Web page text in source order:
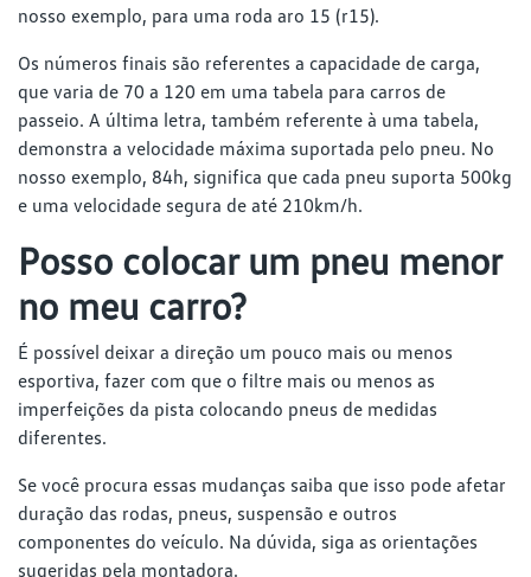
nosso exemplo, para uma roda aro 15 (r15).
Os números finais são referentes a capacidade de carga,
que varia de 70 a 120 em uma tabela para carros de
passeio. A última letra, também referente à uma tabela,
demonstra a velocidade máxima suportada pelo pneu. No
nosso exemplo, 84h, significa que cada pneu suporta 500kg
e uma velocidade segura de até 210km/h.
Posso colocar um pneu menor
no meu carro?
É possível deixar a direção um pouco mais ou menos
esportiva, fazer com que o filtre mais ou menos as
imperfeições da pista colocando pneus de medidas
diferentes.
Se você procura essas mudanças saiba que isso pode afetar
duração das rodas, pneus, suspensão e outros
componentes do veículo. Na dúvida, siga as orientações
sugeridas pela montadora.